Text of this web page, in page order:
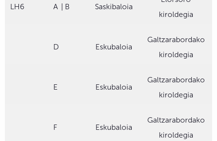
LH6 A | B Saskibaloia
kiroldegia
D Eskubaloia
Galtzarabordako
kiroldegia
E Eskubaloia
Galtzarabordako
kiroldegia
F Eskubaloia
Galtzarabordako
kiroldegia